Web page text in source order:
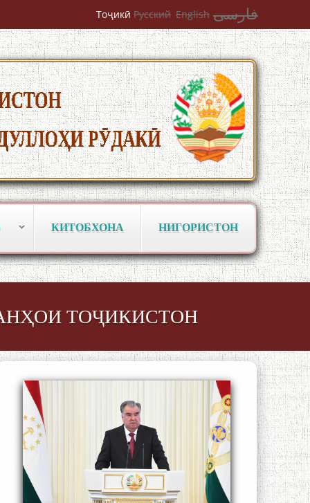
Тоҷикӣ Русский English فارسی
КИТОБХОНА НИГОРИСТОН
ТОҶИКИСТОН
Сайри Дарвоз бо Мӯъмин Қаноат:
Чанор ҳам "гап" мезанад
ШАРҲИ МУЛОҚОТ БО АҲЛИ ИЛМ ВА
ОЛИМОНИ АКАДЕМИЯИ МИЛЛИИ
ИЛМҲОИ ТОҶИКИСТОН
ОСОРХОНАИ МӮЪМИН ҚАНОАТ
СОХТА ШУД!